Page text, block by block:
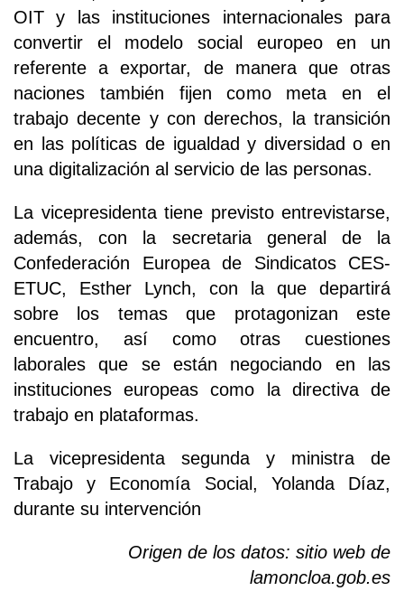
OIT y las instituciones internacionales para
convertir el modelo social europeo en un
referente a exportar, de manera que otras
naciones también fijen como meta en el
trabajo decente y con derechos, la transición
en las políticas de igualdad y diversidad o en
una digitalización al servicio de las personas.
La vicepresidenta tiene previsto entrevistarse,
además, con la secretaria general de la
Confederación Europea de Sindicatos CES-
ETUC, Esther Lynch, con la que departirá
sobre los temas que protagonizan este
encuentro, así como otras cuestiones
laborales que se están negociando en las
instituciones europeas como la directiva de
trabajo en plataformas.
La vicepresidenta segunda y ministra de
Trabajo y Economía Social, Yolanda Díaz,
durante su intervención
Origen de los datos: sitio web de
lamoncloa.gob.es